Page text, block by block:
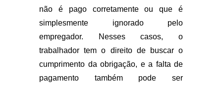
não é pago corretamente ou que é
simplesmente ignorado pelo
empregador. Nesses casos, o
trabalhador tem o direito de buscar o
cumprimento da obrigação, e a falta de
pagamento também pode ser